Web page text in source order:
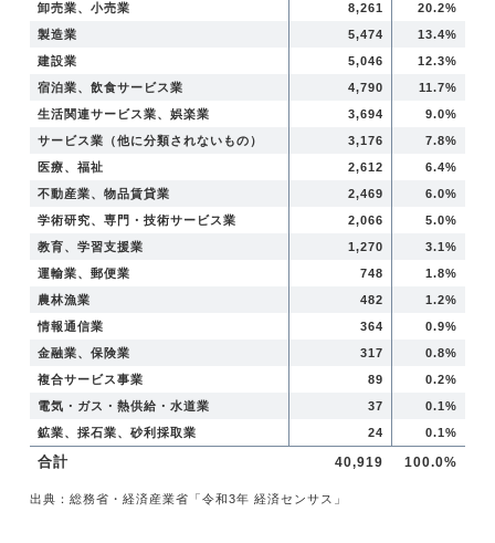
卸売業、小売業 8,261
20.2%
製造業
5,474
13.4%
建設業
5,046
12.3%
宿泊業、飲食サービス業
4,790
11.7%
生活関連サービス業、娯楽業
3,694
9.0%
サービス業（他に分類されないもの）
3,176
7.8%
医療、福祉
2,612
6.4%
不動産業、物品賃貸業
2,469
6.0%
学術研究、専門・技術サービス業
2,066
5.0%
教育、学習支援業
1,270
3.1%
運輸業、郵便業
748
1.8%
農林漁業
482
1.2%
情報通信業
364
0.9%
金融業、保険業
317
0.8%
複合サービス事業
89
0.2%
電気・ガス・熱供給・水道業
37
0.1%
鉱業、採石業、砂利採取業
24 0.1%
合計 40,919 100.0%
出典：総務省・経済産業省「令和3年 経済センサス」